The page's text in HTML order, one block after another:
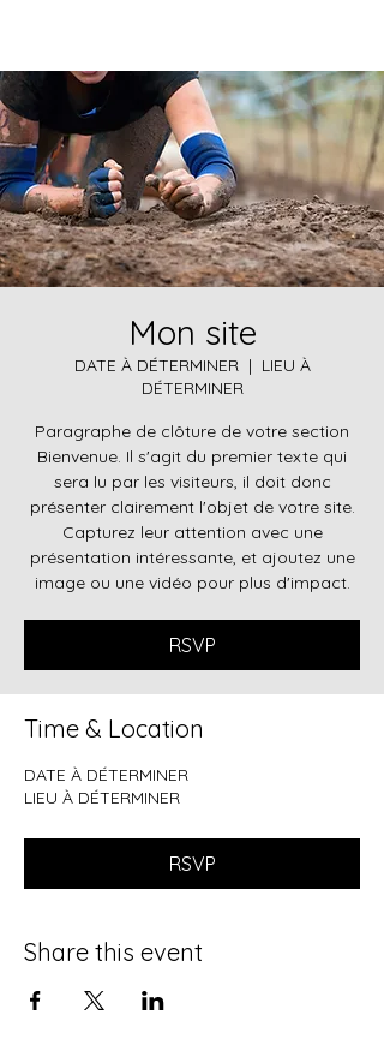
Mon site
DATE À DÉTERMINER
  |
LIEU À
DÉTERMINER
Paragraphe de clôture de votre section
Bienvenue. Il s'agit du premier texte qui
sera lu par les visiteurs, il doit donc
présenter clairement l'objet de votre site.
Capturez leur attention avec une
présentation intéressante, et ajoutez une
image ou une vidéo pour plus d'impact.
RSVP
Time & Location
DATE À DÉTERMINER
LIEU À DÉTERMINER
RSVP
Share this event